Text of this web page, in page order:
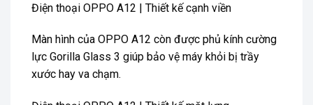
Điện thoại OPPO A12 | Thiết kế cạnh viền
Màn hình của OPPO A12 còn được phủ kính cường
lực Gorilla Glass 3 giúp bảo vệ máy khỏi bị trầy
xước hay va chạm.